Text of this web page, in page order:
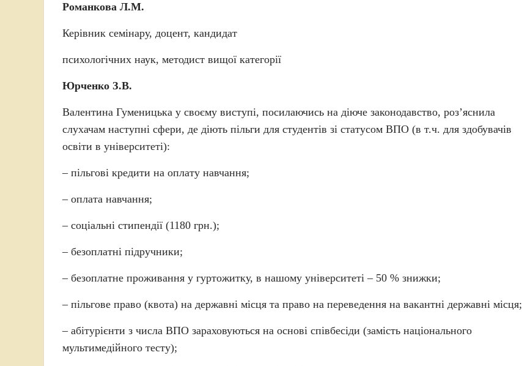
Романкова Л.М.
Керівник семінару, доцент, кандидат
психологічних наук, методист вищої категорії
Юрченко З.В.
Валентина Гуменицька у своєму виступі, посилаючись на діюче законодавство, роз’яснила
слухачам наступні сфери, де діють пільги для студентів зі статусом ВПО (в т.ч. для здобувачів
освіти в університеті):
– пільгові кредити на оплату навчання;
– оплата навчання;
– соціальні стипендії (1180 грн.);
– безоплатні підручники;
– безоплатне проживання у гуртожитку, в нашому університеті – 50 % знижки;
– пільгове право (квота) на державні місця та право на переведення на вакантні державні місця;
– абітурієнти з числа ВПО зараховуються на основі співбесіди (замість національного
мультимедійного тесту);